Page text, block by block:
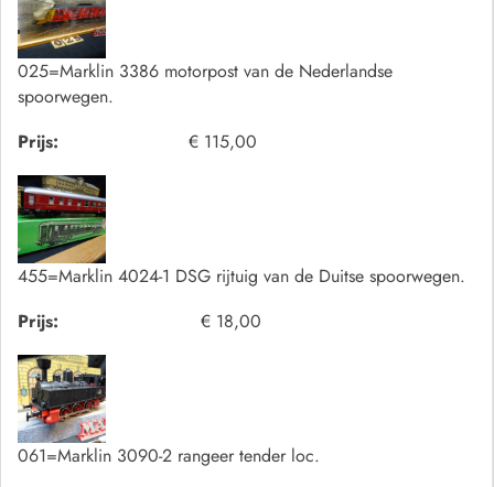
025=Marklin 3386 motorpost van de Nederlandse
spoorwegen.
Prijs:
€ 115,00
455=Marklin 4024-1 DSG rijtuig van de Duitse spoorwegen.
Prijs:
€ 18,00
061=Marklin 3090-2 rangeer tender loc.